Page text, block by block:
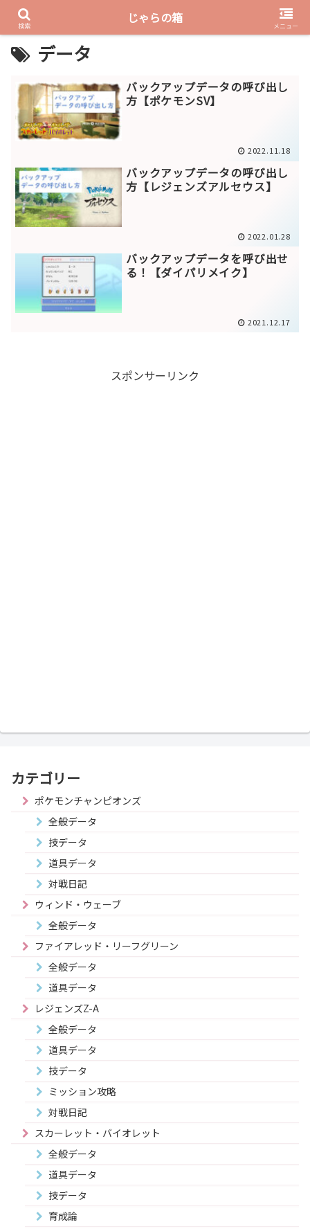
PR
データ
バックアップデータの呼び出し
方【ポケモンSV】
2022.11.18
バックアップデータの呼び出し
方【レジェンズアルセウス】
2022.01.28
バックアップデータを呼び出せ
る！【ダイパリメイク】
2021.12.17
スポンサーリンク
カテゴリー
ポケモンチャンピオンズ
全般データ
技データ
道具データ
対戦日記
ウィンド・ウェーブ
全般データ
ファイアレッド・リーフグリーン
全般データ
道具データ
レジェンズZ-A
全般データ
道具データ
技データ
ミッション攻略
対戦日記
スカーレット・バイオレット
全般データ
道具データ
技データ
育成論
検索
じゃらの箱
メニュー